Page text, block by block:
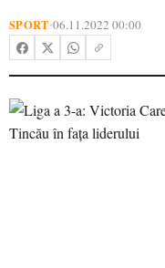
SPORT•06.11.2022 00:00